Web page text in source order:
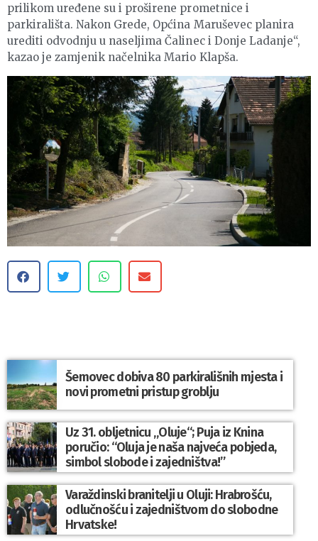
prilikom uređene su i proširene prometnice i
parkirališta. Nakon Grede, Općina Maruševec planira
urediti odvodnju u naseljima Čalinec i Donje Ladanje“,
kazao je zamjenik načelnika Mario Klapša.
Šemovec dobiva 80 parkirališnih mjesta i
novi prometni pristup groblju
Uz 31. obljetnicu „Oluje“; Puja iz Knina
poručio: “Oluja je naša najveća pobjeda,
simbol slobode i zajedništva!”
Varaždinski branitelji u Oluji: Hrabrošću,
odlučnošću i zajedništvom do slobodne
Hrvatske!